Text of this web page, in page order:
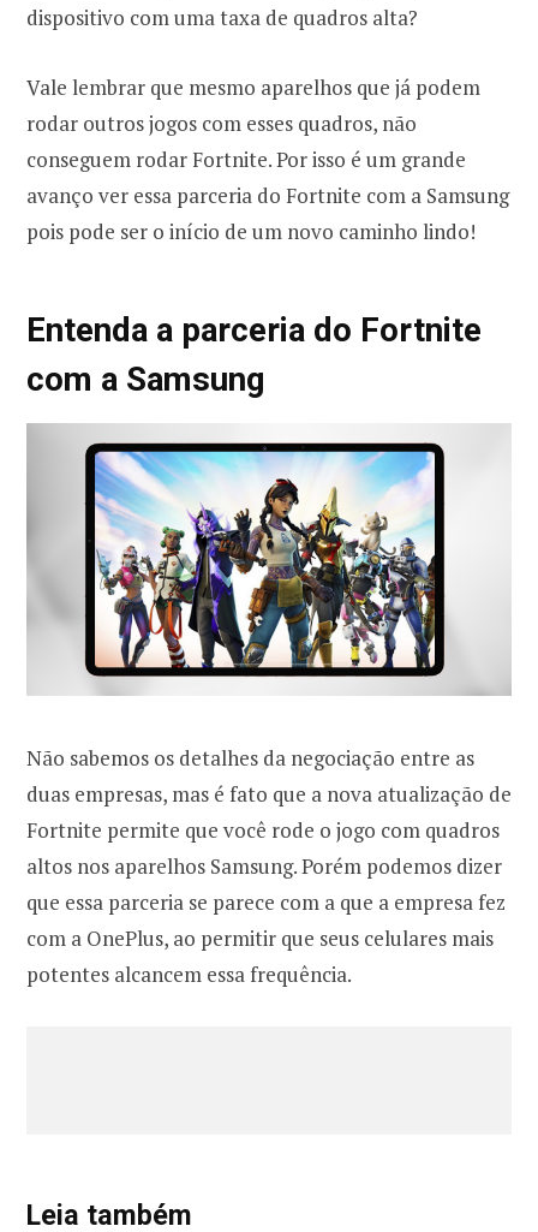
dispositivo com uma taxa de quadros alta?
Vale lembrar que mesmo aparelhos que já podem
rodar outros jogos com esses quadros, não
conseguem rodar Fortnite. Por isso é um grande
avanço ver essa parceria do Fortnite com a Samsung
pois pode ser o início de um novo caminho lindo!
Entenda a parceria do Fortnite
com a Samsung
Não sabemos os detalhes da negociação entre as
duas empresas, mas é fato que a nova atualização de
Fortnite permite que você rode o jogo com quadros
altos nos aparelhos Samsung. Porém podemos dizer
que essa parceria se parece com a que a empresa fez
com a OnePlus, ao permitir que seus celulares mais
potentes alcancem essa frequência.
Leia também